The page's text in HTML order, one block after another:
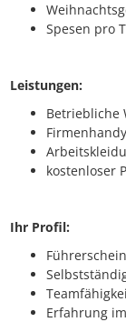
Spesen pro
Leistungen:
Betriebliche
Firmenhandy
kostenloser
Ihr Profil:
Erfahrung